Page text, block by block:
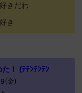
きだわ
き
！ (ﾃﾃﾝﾃﾝﾃﾝ
金)